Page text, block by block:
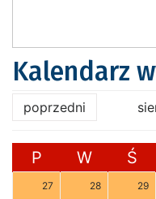
Kalendarz
poprzedni
P W Ś
27 28 29